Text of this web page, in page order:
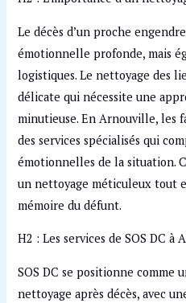
Le décès d’un proche
émotionnelle profonde, mais
logistiques. Le nettoyage des
délicate qui nécessite une
minutieuse. En Arnouville, les
des services spécialisés qui
émotionnelles de la situation.
un nettoyage méticuleux tout
mémoire du défunt.
H2 : Les services de SOS DC à
SOS DC se positionne comme
nettoyage après décès, avec